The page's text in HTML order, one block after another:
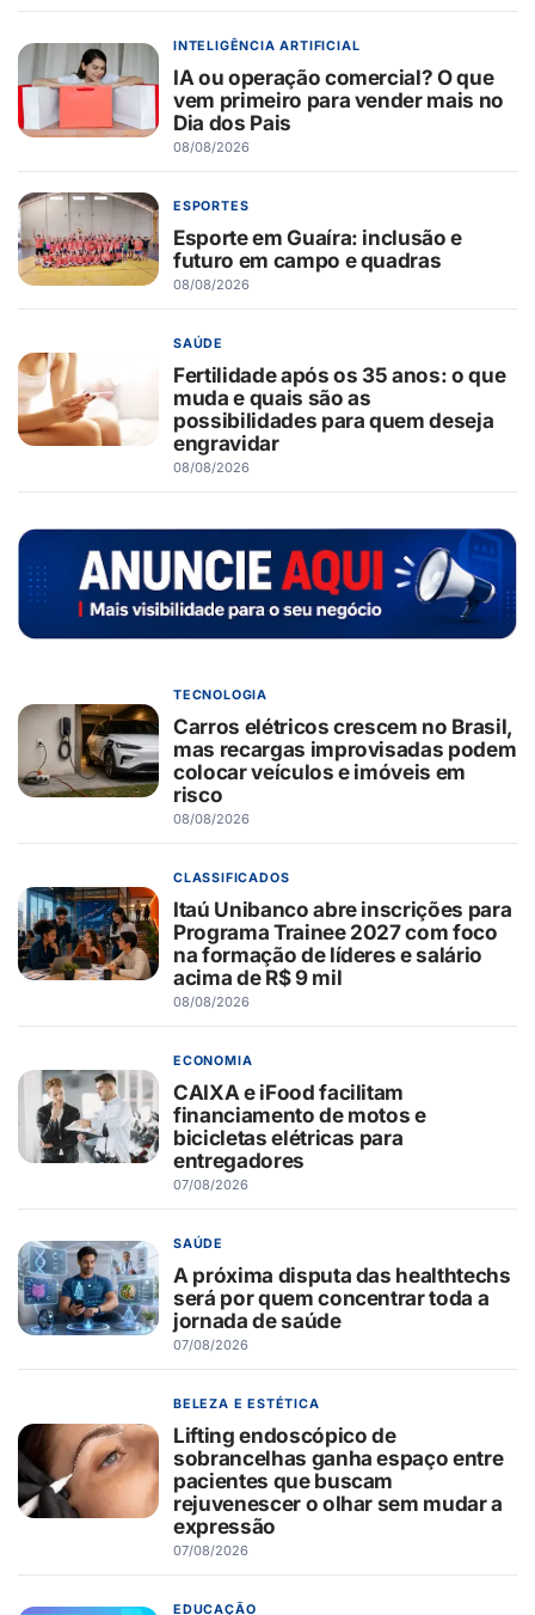
INTELIGÊNCIA ARTIFICIAL
IA ou operação comercial? O que
vem primeiro para vender mais no
Dia dos Pais
08/08/2026
ESPORTES
Esporte em Guaíra: inclusão e
futuro em campo e quadras
08/08/2026
SAÚDE
Fertilidade após os 35 anos: o que
muda e quais são as
possibilidades para quem deseja
engravidar
08/08/2026
TECNOLOGIA
Carros elétricos crescem no Brasil,
mas recargas improvisadas podem
colocar veículos e imóveis em
risco
08/08/2026
CLASSIFICADOS
Itaú Unibanco abre inscrições para
Programa Trainee 2027 com foco
na formação de líderes e salário
acima de R$ 9 mil
08/08/2026
ECONOMIA
CAIXA e iFood facilitam
financiamento de motos e
bicicletas elétricas para
entregadores
07/08/2026
SAÚDE
A próxima disputa das healthtechs
será por quem concentrar toda a
jornada de saúde
07/08/2026
BELEZA E ESTÉTICA
Lifting endoscópico de
sobrancelhas ganha espaço entre
pacientes que buscam
rejuvenescer o olhar sem mudar a
expressão
07/08/2026
EDUCAÇÃO